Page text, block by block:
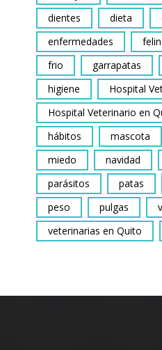
dientes
dieta
enfermedades
frio
garrapatas
higiene
Hospital
Hospital Veterinario en
hábitos
mascota
miedo
navidad
parásitos
patas
peso
pulgas
veterinarias en Quito